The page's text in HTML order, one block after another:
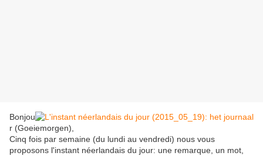
Bonjou
r (Goeiemorgen),
Cinq fois par semaine (du lundi au vendredi) nous vous
proposons l'instant néerlandais du jour: une remarque, un mot,